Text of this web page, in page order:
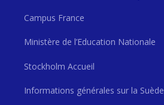
Campus France
Ministère de l’Education Nationale
Stockholm Accueil
Informations générales sur la Suède